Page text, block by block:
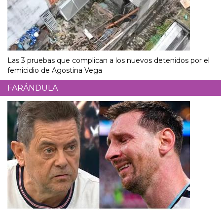
Las 3 pruebas que complican a los nuevos detenidos por el
femicidio de Agostina Vega
FARÁNDULA